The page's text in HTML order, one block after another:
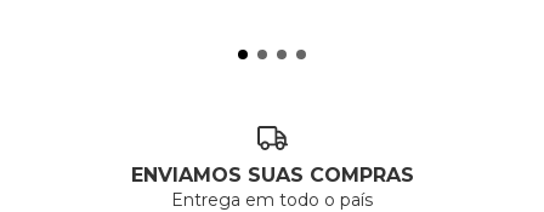
ENVIAMOS SUAS COMPRAS
Entrega em todo o país